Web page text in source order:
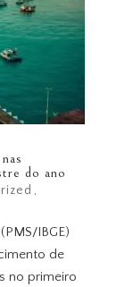
do ano
IBGE)
de
no primeiro